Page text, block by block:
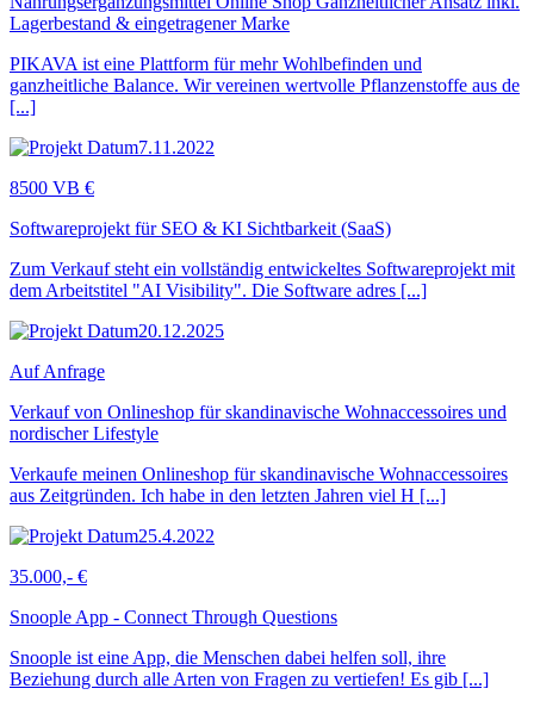
Lagerbestand & eingetragener Marke
PIKAVA ist eine Plattform für mehr Wohlbefinden und
ganzheitliche Balance. Wir vereinen wertvolle Pflanzenstoffe aus de
[...]
7.11.2022
8500 VB €
Softwareprojekt für SEO & KI Sichtbarkeit (SaaS)
Zum Verkauf steht ein vollständig entwickeltes Softwareprojekt mit
dem Arbeitstitel "AI Visibility". Die Software adres [...]
20.12.2025
Auf Anfrage
Verkauf von Onlineshop für skandinavische Wohnaccessoires und
nordischer Lifestyle
Verkaufe meinen Onlineshop für skandinavische Wohnaccessoires
aus Zeitgründen. Ich habe in den letzten Jahren viel H [...]
25.4.2022
35.000,- €
Snoople App - Connect Through Questions
Snoople ist eine App, die Menschen dabei helfen soll, ihre
Beziehung durch alle Arten von Fragen zu vertiefen! Es gib [...]